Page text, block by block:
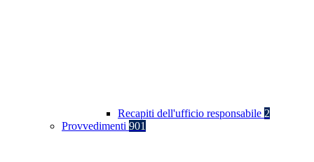
Recapiti dell'ufficio responsabile 2
Provvedimenti 901